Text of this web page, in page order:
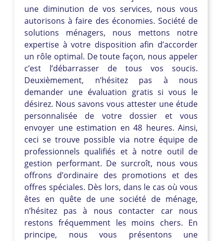
une diminution de vos services, nous vous
autorisons à faire des économies. Société de
solutions ménagers, nous mettons notre
expertise à votre disposition afin d’accorder
un rôle optimal. De toute façon, nous appeler
c’est l’débarrasser de tous vos soucis.
Deuxièmement, n’hésitez pas à nous
demander une évaluation gratis si vous le
désirez. Nous savons vous attester une étude
personnalisée de votre dossier et vous
envoyer une estimation en 48 heures. Ainsi,
ceci se trouve possible via notre équipe de
professionnels qualifiés et à notre outil de
gestion performant. De surcroît, nous vous
offrons d’ordinaire des promotions et des
offres spéciales. Dès lors, dans le cas où vous
êtes en quête de une société de ménage,
n’hésitez pas à nous contacter car nous
restons fréquemment les moins chers. En
principe, nous vous présentons une